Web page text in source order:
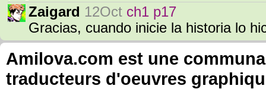
Zaigard 12Oct ch1 p17
Gracias, cuando inicie la historia lo
Amilova.com est une
traducteurs d'oeuvres